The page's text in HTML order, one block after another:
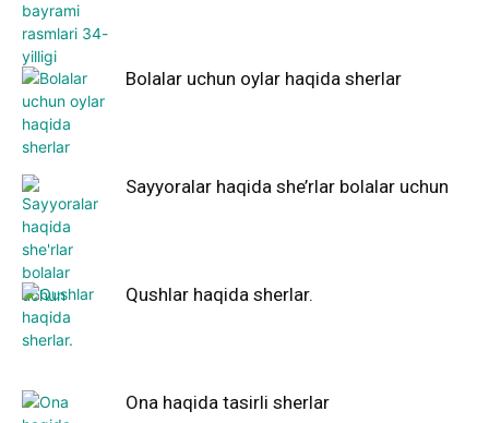
Bolalar uchun oylar haqida sherlar
Sayyoralar haqida she’rlar bolalar uchun
Qushlar haqida sherlar.
Ona haqida tasirli sherlar